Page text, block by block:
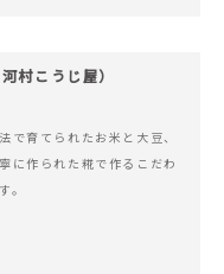
村こうじ屋）
で育てられたお米と大豆、
に作られた糀で作るこだわ
。